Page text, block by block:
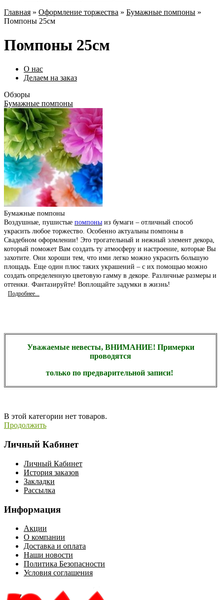
Главная » Оформление торжества » Бумажные помпоны »
Помпоны 25см
Помпоны 25см
О нас
Делаем на заказ
Обзоры
Бумажные помпоны
Бумажные помпоны
Воздушные, пушистые помпоны из бумаги – отличный способ
украсить любое торжество. Особенно актуальны помпоны в
Свадебном оформлении! Это трогательный и нежный элемент декора,
который поможет Вам создать ту атмосферу и настроение, которые Вы
захотите. Они хороши тем, что ими легко можно украсить большую
площадь. Еще один плюс таких украшений – с их помощью можно
создать определенную цветовую гамму в декоре. Различные размеры и
оттенки. Фантазируйте! Воплощайте задумки в жизнь!
Подробнее...
Уважаемые невесты, ВНИМАНИЕ! Примерки
проводятся
только по предварительной записи!
В этой категории нет товаров.
Продолжить
Личный Кабинет
Личный Кабинет
История заказов
Закладки
Рассылка
Информация
Акции
О компании
Доставка и оплата
Наши новости
Политика Безопасности
Условия соглашения